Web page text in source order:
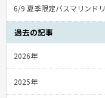
6/9 夏季限定バスマリンド
過去の記事
2026年
2025年